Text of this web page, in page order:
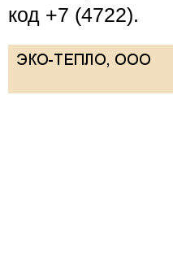
код +7 (4722).